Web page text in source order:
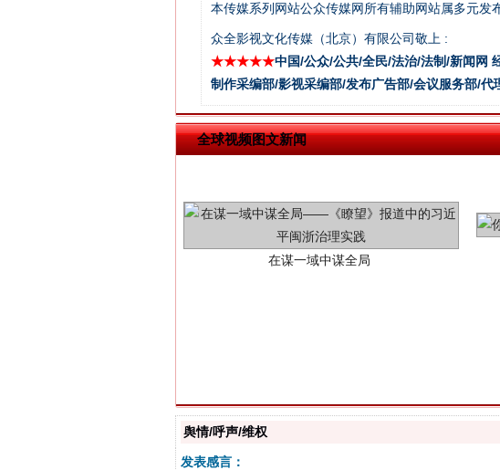
本传媒系列网站公众传媒网所有辅助网站属多元发
众全影视文化传媒（北京）有限公司敬上 :
★★★★★中国/公众/公共/全民/法治/法制/新闻网
制作采编部/影视采编部/发布广告部/会议服务部/代
全球视频图文新闻
在谋一域中谋全局
舆情/呼声/维权
发表感言：